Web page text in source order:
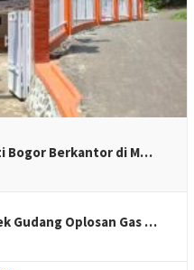
Bogor Berkantor di M…
Gudang Oplosan Gas …